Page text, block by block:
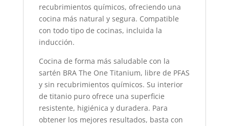
recubrimientos químicos, ofreciendo una
cocina más natural y segura. Compatible
con todo tipo de cocinas, incluida la
inducción.
Cocina de forma más saludable con la
sartén BRA The One Titanium, libre de PFAS
y sin recubrimientos químicos. Su interior
de titanio puro ofrece una superficie
resistente, higiénica y duradera. Para
obtener los mejores resultados, basta con